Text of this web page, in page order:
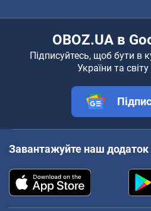
OBOZ.UA в
Підписуйтесь, щоб бути в
України та світу
Завантажуйте наш додаток